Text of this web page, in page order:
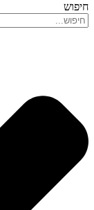
חיפוש